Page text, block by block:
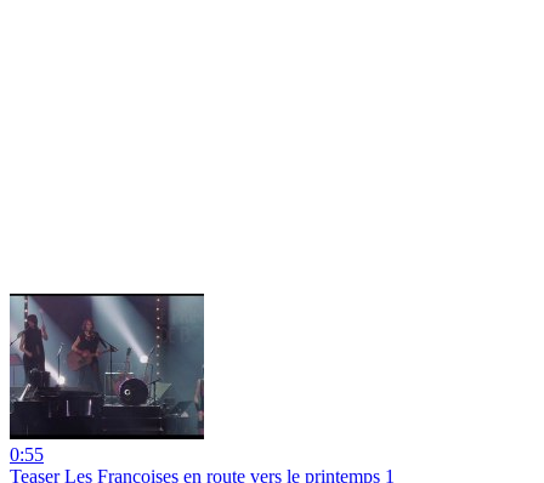
0:55
Teaser Les Francoises en route vers le printemps 1